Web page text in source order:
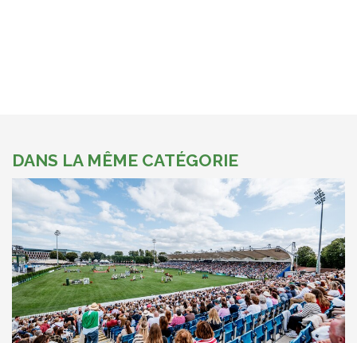
DANS LA MÊME CATÉGORIE